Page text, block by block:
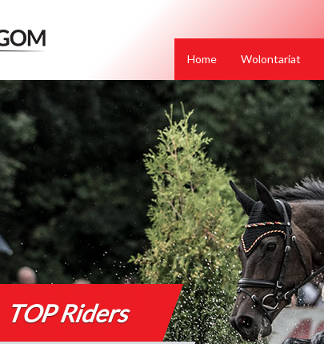
Home Wolontariat
BEST Horses